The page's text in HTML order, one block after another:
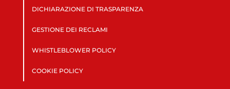
DICHIARAZIONE DI TRASPARENZA
GESTIONE DEI RECLAMI
WHISTLEBLOWER POLICY
COOKIE POLICY